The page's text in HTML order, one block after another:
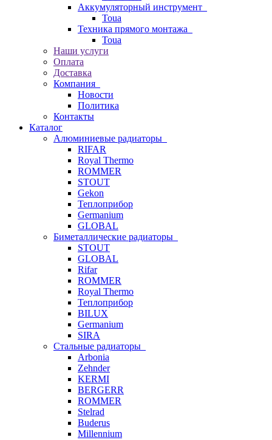
Аккумуляторный инструмент
Toua
Техника прямого монтажа
Toua
Наши услуги
Оплата
Доставка
Компания
Новости
Политика
Контакты
Каталог
Алюминиевые радиаторы
RIFAR
Royal Thermo
ROMMER
STOUT
Gekon
Теплоприбор
Germanium
GLOBAL
Биметаллические радиаторы
STOUT
GLOBAL
Rifar
ROMMER
Royal Thermo
Теплоприбор
BILUX
Germanium
SIRA
Стальные радиаторы
Arbonia
Zehnder
KERMI
BERGERR
ROMMER
Stelrad
Buderus
Millennium